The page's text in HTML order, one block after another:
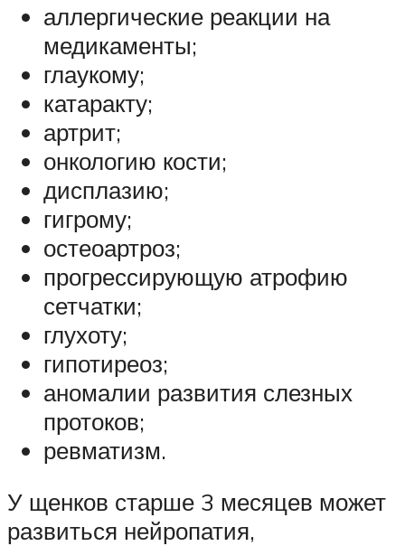
аллергические реакции на
медикаменты;
глаукому;
катаракту;
артрит;
онкологию кости;
дисплазию;
гигрому;
остеоартроз;
прогрессирующую атрофию
сетчатки;
глухоту;
гипотиреоз;
аномалии развития слезных
протоков;
ревматизм.
У щенков старше 3 месяцев может
развиться нейропатия,